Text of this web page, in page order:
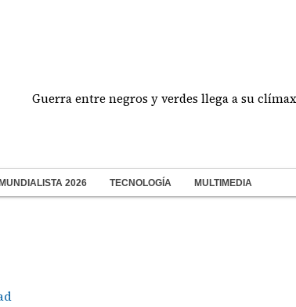
entre negros y verdes llega a su clímax en ‘La
2026 TECNOLOGÍA MULTIMEDIA